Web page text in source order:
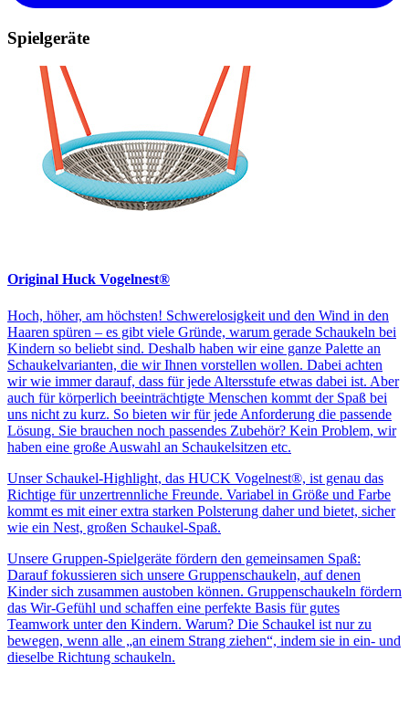
Spielgeräte
Original Huck Vogelnest®
Hoch, höher, am höchsten! Schwerelosigkeit und den Wind in den
Haaren spüren – es gibt viele Gründe, warum gerade Schaukeln bei
Kindern so beliebt sind. Deshalb haben wir eine ganze Palette an
Schaukelvarianten, die wir Ihnen vorstellen wollen. Dabei achten
wir wie immer darauf, dass für jede Altersstufe etwas dabei ist. Aber
auch für körperlich beeinträchtigte Menschen kommt der Spaß bei
uns nicht zu kurz. So bieten wir für jede Anforderung die passende
Lösung. Sie brauchen noch passendes Zubehör? Kein Problem, wir
haben eine große Auswahl an Schaukelsitzen etc.
Unser Schaukel-Highlight, das HUCK Vogelnest®, ist genau das
Richtige für unzertrennliche Freunde. Variabel in Größe und Farbe
kommt es mit einer extra starken Polsterung daher und bietet, sicher
wie ein Nest, großen Schaukel-Spaß.
Unsere Gruppen-Spielgeräte fördern den gemeinsamen Spaß:
Darauf fokussieren sich unsere Gruppenschaukeln, auf denen
Kinder sich zusammen austoben können. Gruppenschaukeln fördern
das Wir-Gefühl und schaffen eine perfekte Basis für gutes
Teamwork unter den Kindern. Warum? Die Schaukel ist nur zu
bewegen, wenn alle „an einem Strang ziehen“, indem sie in ein- und
dieselbe Richtung schaukeln.